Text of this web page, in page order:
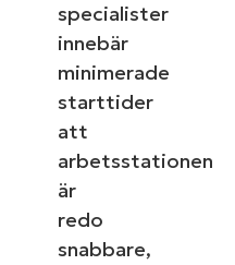
specialister
innebär
minimerade
starttider
att
arbetsstationen
är
redo
snabbare,